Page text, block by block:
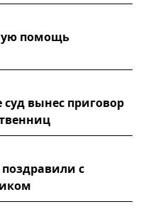
помощь
вынес приговор
с